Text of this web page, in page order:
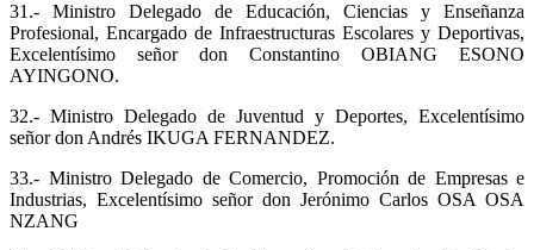
31.- Ministro Delegado de Educación, Ciencias y Enseñanza
Profesional, Encargado de Infraestructuras Escolares y Deportivas,
Excelentísimo señor don Constantino OBIANG ESONO
AYINGONO.
32.- Ministro Delegado de Juventud y Deportes, Excelentísimo
señor don Andrés IKUGA FERNANDEZ.
33.- Ministro Delegado de Comercio, Promoción de Empresas e
Industrias, Excelentísimo señor don Jerónimo Carlos OSA OSA
NZANG